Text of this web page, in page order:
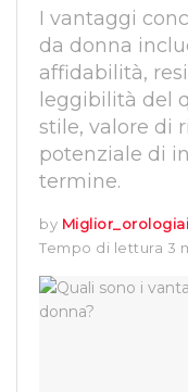
I vantaggi
da donna
affidabilità,
leggibilità del
stile, valore di
potenziale di
termine.
by
Tempo di lettura 3